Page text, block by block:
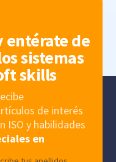
entérate de
sistemas
skills
de interés
ISO y habilidades
en